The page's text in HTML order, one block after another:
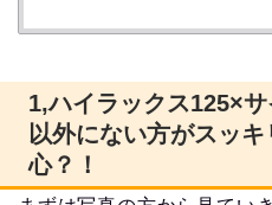
1,ハイラックス125×サ
以外にない方がスッ
心？！